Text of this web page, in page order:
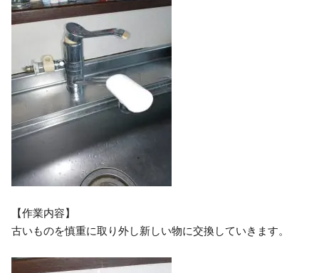
【作業内容】
古いものを慎重に取り外し新しい物に交換していきます。